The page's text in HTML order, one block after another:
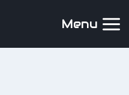
Menu